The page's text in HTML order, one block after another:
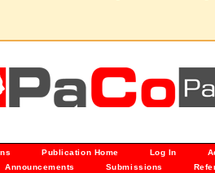
Publication Home Log In
Announcements Submissions